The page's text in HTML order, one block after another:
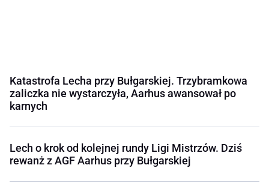
Katastrofa Lecha przy Bułgarskiej. Trzybramkowa
zaliczka nie wystarczyła, Aarhus awansował po
karnych
Lech o krok od kolejnej rundy Ligi Mistrzów. Dziś
rewanż z AGF Aarhus przy Bułgarskiej